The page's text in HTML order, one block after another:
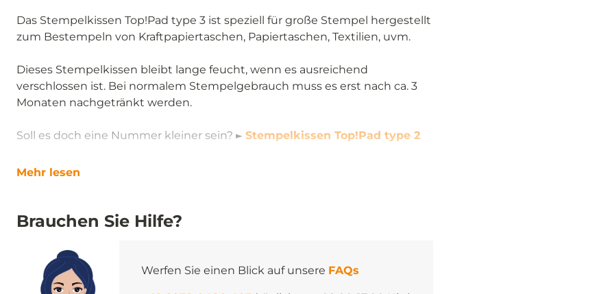
Das Stempelkissen Top!Pad type 3 ist speziell für große Stempel hergestellt
zum Bestempeln von Kraftpapiertaschen, Papiertaschen, Textilien, uvm.
Dieses Stempelkissen bleibt lange feucht, wenn es ausreichend
verschlossen ist. Bei normalem Stempelgebrauch muss es erst nach ca. 3
Monaten nachgetränkt werden.
Soll es doch eine Nummer kleiner sein? ► Stempelkissen Top!Pad type 2
Mehr lesen
Brauchen Sie Hilfe?
Werfen Sie einen Blick auf unsere FAQs